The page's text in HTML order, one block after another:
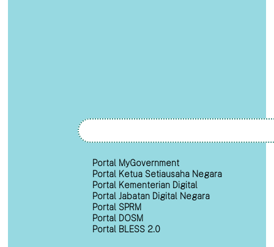
Portal MyGovernment
Portal Ketua Setiausaha Negara
Portal Kementerian Digital
Portal Jabatan Digital Negara
Portal SPRM
Portal DOSM
Portal BLESS 2.0